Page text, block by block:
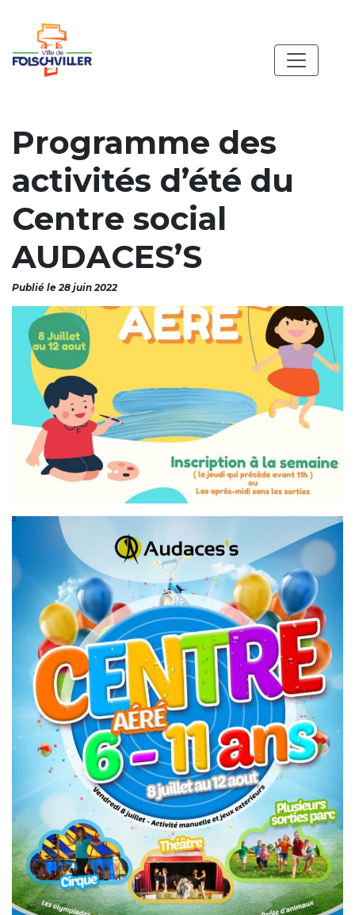
Programme des
activités d’été du
Centre social
AUDACES’S
Publié le 28 juin 2022